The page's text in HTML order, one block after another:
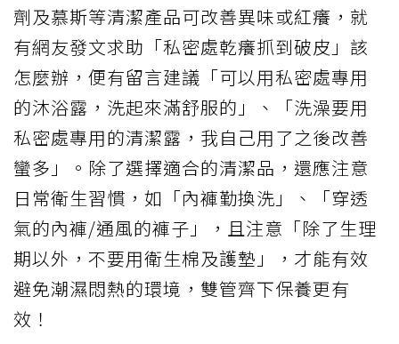
劑及慕斯等清潔產品可改善異味或紅癢，就
有網友發文求助「私密處乾癢抓到破皮」該
怎麼辦，便有留言建議「可以用私密處專用
的沐浴露，洗起來滿舒服的」、「洗澡要用
私密處專用的清潔露，我自己用了之後改善
蠻多」。除了選擇適合的清潔品，還應注意
日常衛生習慣，如「內褲勤換洗」、「穿透
氣的內褲/通風的褲子」，且注意「除了生理
期以外，不要用衛生棉及護墊」，才能有效
避免潮濕悶熱的環境，雙管齊下保養更有
效！